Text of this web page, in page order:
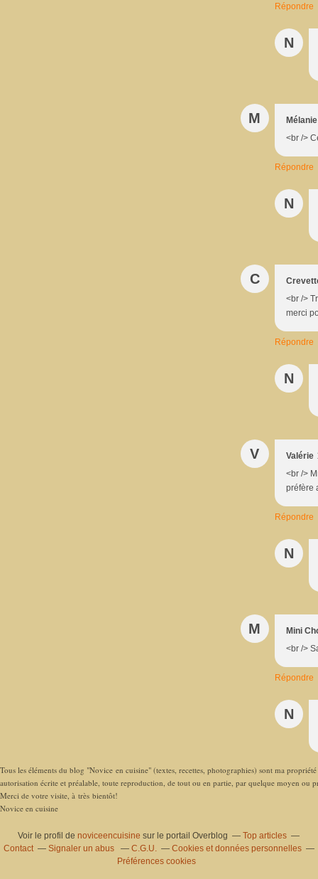
Répondre
N
M
Mélanie
<br />
Répondre
N
C
<br />
merci
Répondre
N
V Valérie
<br />
préfère
Répondre
N
M
Mini
<br />
Répondre
N
Tous les éléments du blog "Novice en cuisine" (textes, recettes, photographies) sont ma
autorisation écrite et préalable, toute reproduction, de tout ou en partie, par quelque moyen ou
Merci de votre visite, à très bientôt!
Novice en cuisine
Voir le profil denoviceencuisine sur le portail Overblog
Top articles
Contact
Signaler un abus C.G.U.
Cookies et données personnelles
Préférences cookies